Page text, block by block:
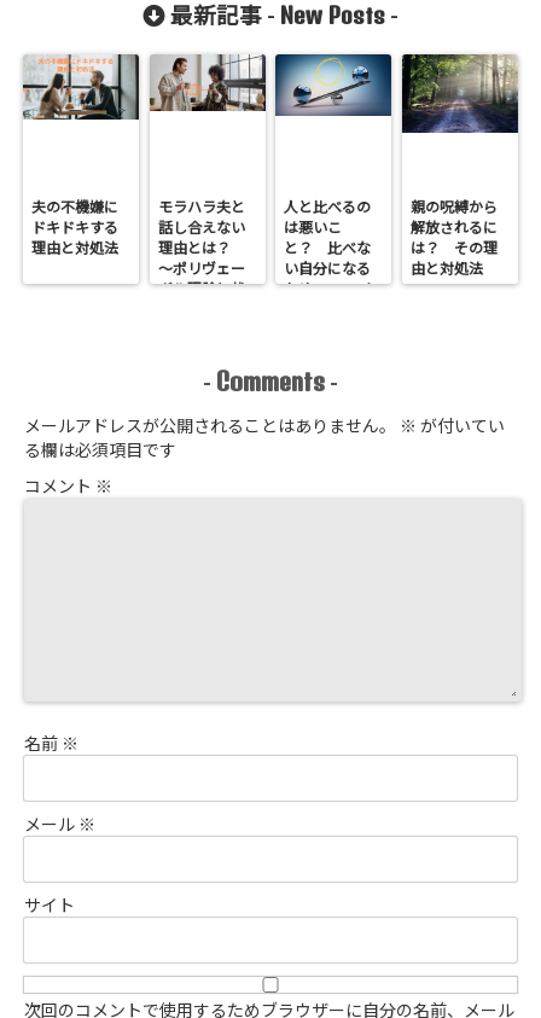
最新記事 - New Posts -
夫の不機嫌に
ドキドキする
理由と対処法
モラハラ夫と
話し合えない
理由とは？
～ポリヴェー
ガル理論と状
人と比べるの
は悪いこ
と？ 比べな
い自分になる
ための5つのヒ
親の呪縛から
解放されるに
は？ その理
由と対処法
- Comments -
メールアドレスが公開されることはありません。 ※ が付いてい
る欄は必須項目です
コメント ※
名前 ※
メール ※
サイト
次回のコメントで使用するためブラウザーに自分の名前、メール